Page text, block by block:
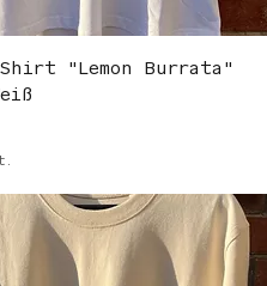
Shirt "Lemon Burrata"